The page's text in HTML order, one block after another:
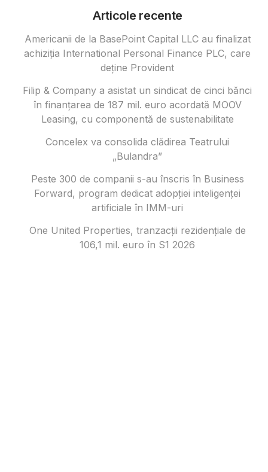
Articole recente
Americanii de la BasePoint Capital LLC au finalizat
achiziția International Personal Finance PLC, care
deține Provident
Filip & Company a asistat un sindicat de cinci bănci
în finanțarea de 187 mil. euro acordată MOOV
Leasing, cu componentă de sustenabilitate
Concelex va consolida clădirea Teatrului
„Bulandra”
Peste 300 de companii s-au înscris în Business
Forward, program dedicat adopției inteligenței
artificiale în IMM-uri
One United Properties, tranzacţii rezidenţiale de
106,1 mil. euro în S1 2026